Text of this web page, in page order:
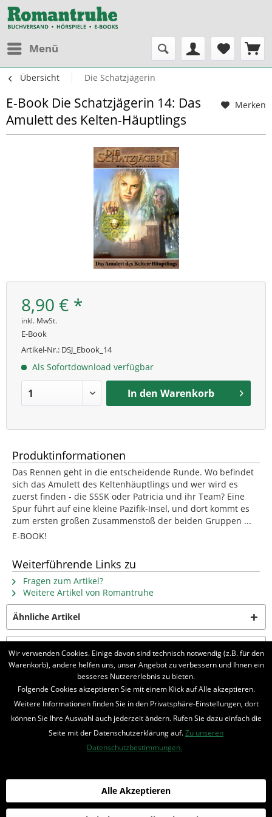
Menü
Übersicht Die Schatzjägerin
Merken
E-Book Die Schatzjägerin 14: Das
Amulett des Kelten-Häuptlings
8,90 € *
inkl. MwSt.
E-Book
Artikel-Nr.: DSJ_Ebook_14
Als Sofortdownload verfügbar
In den Warenkorb
Produktinformationen
Das Rennen geht in die entscheidende Runde. Wo befindet
sich das Amulett des Keltenhäuptlings und wer wird es
zuerst finden - die SSSK oder Patricia und ihr Team? Eine
Spur führt auf eine kleine Pazifik-Insel, und dort kommt es
zum ersten großen Zusammenstoß der beiden Gruppen ...
E-BOOK!
Weiterführende Links zu
Fragen zum Artikel?
Weitere Artikel von Romantruhe
Ähnliche Artikel
Kunden kauften auch
BELIEBTE SERIEN
UNSER SHOP
Bestellung widerrufen
Wir verwenden Cookies. Einige davon sind technisch notwendig (z.B. für den
Warenkorb), andere helfen uns, unser Angebot zu verbessern und Ihnen ein
besseres Nutzererlebnis zu bieten.
Folgende Cookies akzeptieren Sie mit einem Klick auf Alle akzeptieren.
Weitere Informationen finden Sie in den Privatsphäre-Einstellungen, dort
können Sie Ihre Auswahl auch jederzeit ändern. Rufen Sie dazu einfach die
Seite mit der Datenschutzerklärung auf.Zu unseren
Datenschutzbestimmungen.
Alle Akzeptieren